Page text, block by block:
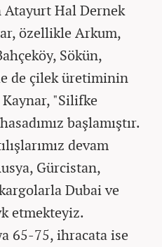
Hal Dernek
özellikle Arkum,
Sökün,
de çilek üretiminin
"Silifke
başlamıştır.
devam
Gürcistan,
Dubai ve
etmekteyiz.
65-75, ihracata ise